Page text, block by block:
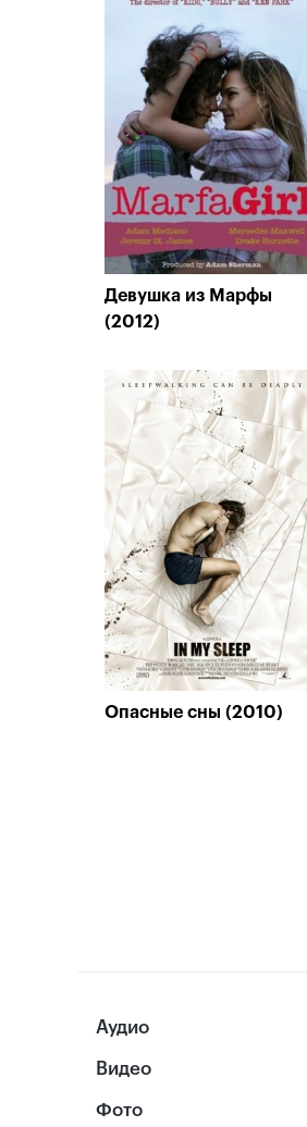
Девушка из Марфы
(2012)
Опасные сны (2010)
Аудио
Видео
Фото